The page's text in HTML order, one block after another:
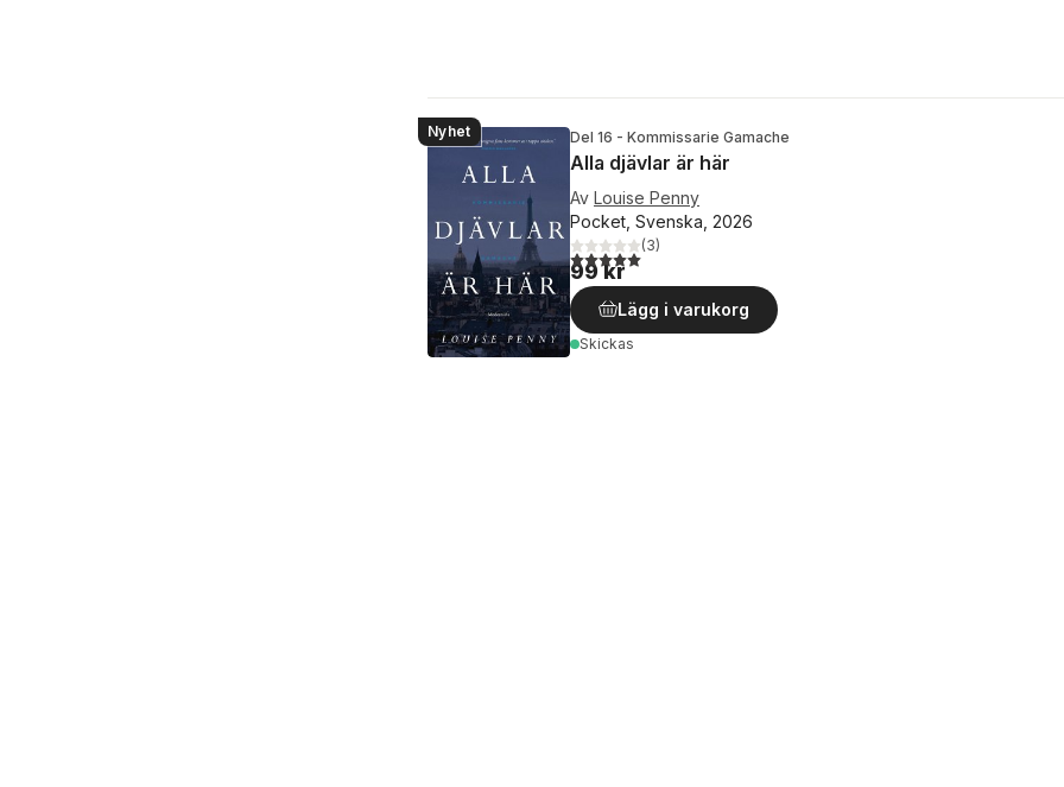
Nyhet Del 16 - Kommissarie Gamache
Alla djävlar är här
Av Louise Penny
Pocket, Svenska, 2026
5,0utav 5 stjärnor. Totalt antal röster:
(3)
99 kr
Lägg i varukorg
Skickas